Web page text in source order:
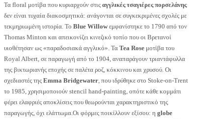
Τα floral μοτίβα που κυριαρχούν στις αγγλικές τσαγιέρες πορσελάνης
δεν είναι τυχαία διακοσμητικά: ανάγονται σε συγκεκριμένες σχολές με
τεκμηριωμένη ιστορία. Το Blue Willowεμφανίστηκε το 1790 από τον
Thomas Minton και απεικονίζει κινεζικό τοπίο που οι Βρετανοί
υιοθέτησαν ως «παραδοσιακά αγγλικό». Τα Tea Rose μοτίβα του
Royal Albert, σε παραγωγή από το 1904, αναπαράγουν τριαντάφυλλα
της βικτωριανής εποχής σε παλέτα ροζ, κόκκινου και χρυσού. Οι
σχεδιαστές της Emma Bridgewater , που ιδρύθηκε στο Stoke-on-Trent
το 1985, χρησιμοποιούν stencil hand-painting, οπότε κάθε κομμάτι
φέρει ελαφριές αποκλίσεις που θεωρούνται χαρακτηριστικό της
παραγωγής, όχι ελάττωμα.Οι φόρμες ποικίλλουν εξίσου: η globe